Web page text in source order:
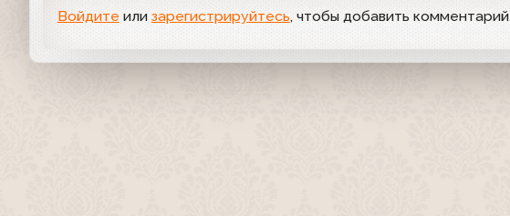
Войдите или зарегистрируйтесь, чтобы добавить комментарий